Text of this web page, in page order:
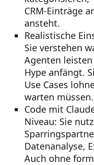
CRM-Einträge
ansteht.
Realistische
Sie verstehen
Agenten
Hype anfängt.
Use Cases
warten müssen.
Code mit
Niveau: Sie
Datenanalyse,
Auch ohne